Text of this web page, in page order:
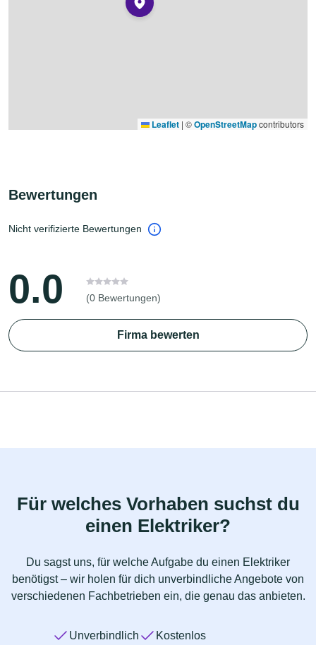
Leaflet | ©OpenStreetMapcontributors
Bewertungen
Nicht verifizierte Bewertungen
0.0 (0 Bewertungen)
Firma bewerten
Für welches Vorhaben suchst du
einen Elektriker?
Du sagst uns, für welche Aufgabe du einen Elektriker
benötigst – wir holen für dich unverbindliche Angebote von
verschiedenen Fachbetrieben ein, die genau das anbieten.
Unverbindlich
Kostenlos